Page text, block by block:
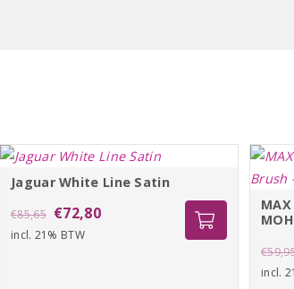
Jaguar White Line Satin
€85,65 Oorspronkelijke
prijs
€72,80Huidige
incl. 21% BTW
€
incl.